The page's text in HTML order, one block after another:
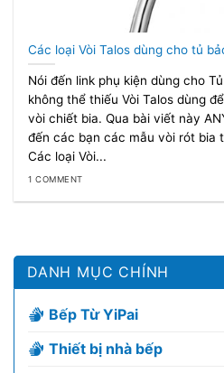
Các loại Vòi Talos dùng cho tủ
Nói đến link phụ kiện dùng cho
không thể thiếu Vòi Talos dùng
vòi chiết bia. Qua bài viết này
đến các bạn các mẫu vòi rót bia
Các loại Vòi...
1 COMMENT
DANH MỤC CHÍNH
Bếp Từ YiPai
Thiết bị nhà bếp